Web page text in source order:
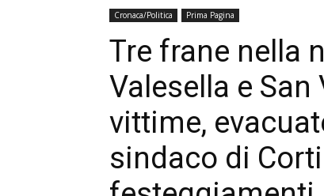
Cronaca/Politica Prima Pagina
Tre frane nella
Valesella e San
vittime,
sindaco di